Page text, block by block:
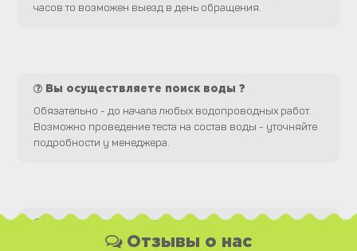
часов то возможен выезд в день обращения.
Вы осуществляете поиск воды ?
Обязательно - до начала любых водопроводных работ.
Возможно проведение теста на состав воды - уточняйте
подробности у менеджера.
Вы можете оплатить наши услуги и необходимые
Отзывы о нас